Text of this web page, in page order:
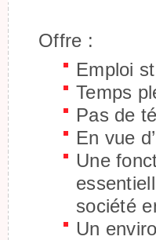
Offre :
Emploi
Temps
Pas de
En vue
Une
société
Un